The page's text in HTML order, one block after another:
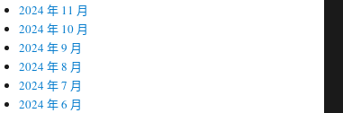
2024 年 11 月
2024 年 10 月
2024 年 9 月
2024 年 8 月
2024 年 7 月
2024 年 6 月